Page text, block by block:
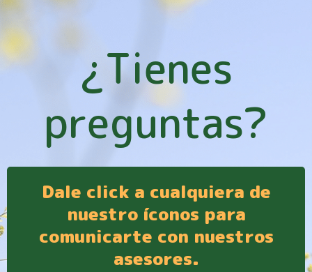
¿Tienes
preguntas?
Dale click a cualquiera de
nuestro íconos para
comunicarte con nuestros
asesores.